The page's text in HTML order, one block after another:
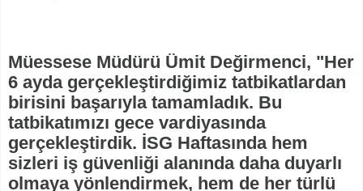
Müessese Müdürü Ümit Değirmenci, "Her
6 ayda gerçekleştirdiğimiz tatbikatlardan
birisini başarıyla tamamladık. Bu
tatbikatımızı gece vardiyasında
gerçekleştirdik. İSG Haftasında hem
sizleri iş güvenliği alanında daha duyarlı
olmaya yönlendirmek, hem de her türlü